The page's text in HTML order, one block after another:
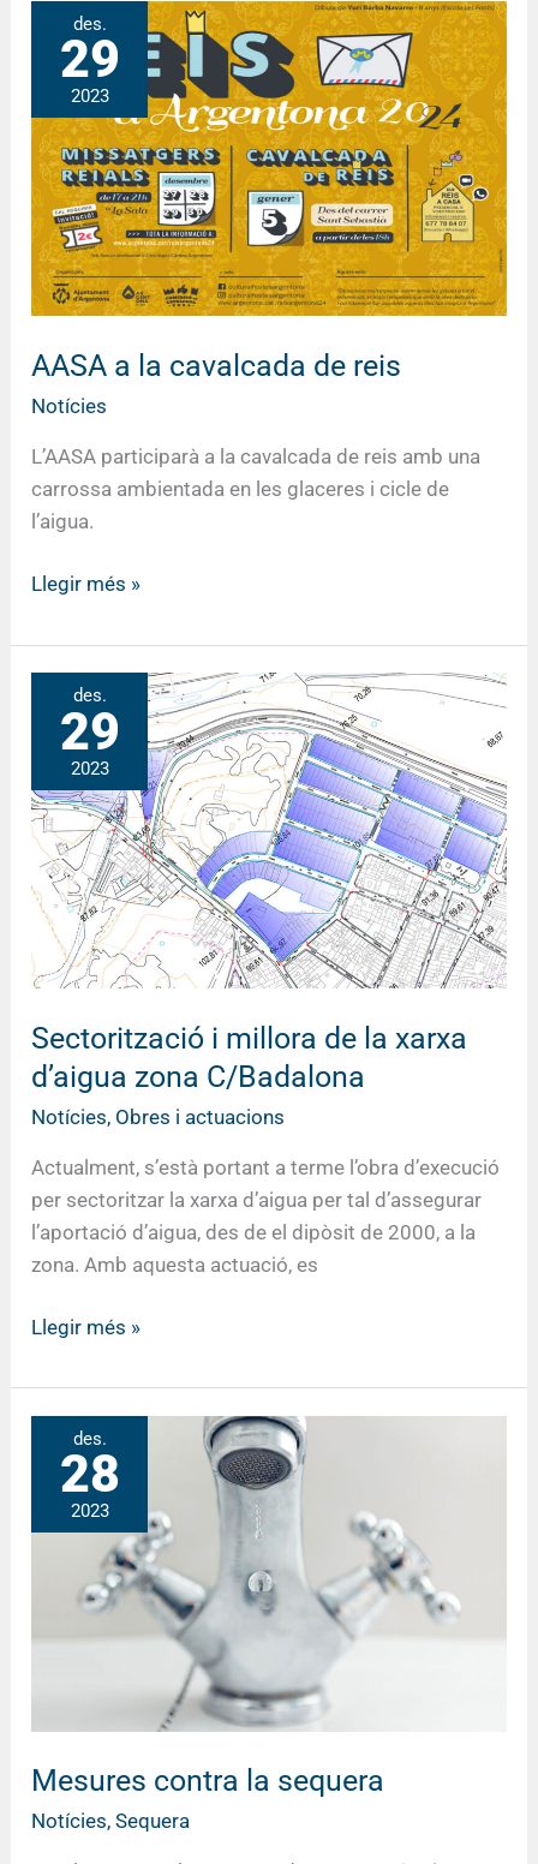
des.
29
2023
AASA a la cavalcada de reis
Notícies
L’AASA participarà a la cavalcada de reis amb una
carrossa ambientada en les glaceres i cicle de
l’aigua.
AASA
cavalcada
de
reis
Llegir més »
des.
29
2023
Sectorització i millora de la xarxa
d’aigua zona C/Badalona
Notícies, Obres i actuacions
Actualment, s’està portant a terme l’obra d’execució
per sectoritzar la xarxa d’aigua per tal d’assegurar
l’aportació d’aigua, des de el dipòsit de 2000, a la
zona. Amb aquesta actuació, es
Sectorització
millora
de
la
xarxa
d’aigua
zona
C/Badalona
Llegir més »
des.
28
2023
Mesures contra la sequera
Notícies,Sequera
Mesures
contra
sequera